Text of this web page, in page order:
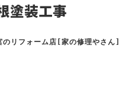
塗装工事
のリフォーム店[家の修理やさん]